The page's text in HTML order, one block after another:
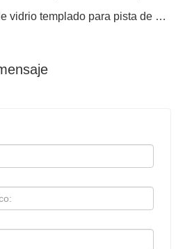
Próximo : Paneles de vidrio templado para pista de pádel de 10 mm y 12 mm